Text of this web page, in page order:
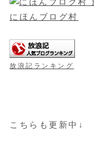
にほんブログ村
放浪記ランキング
こちらも更新中↓